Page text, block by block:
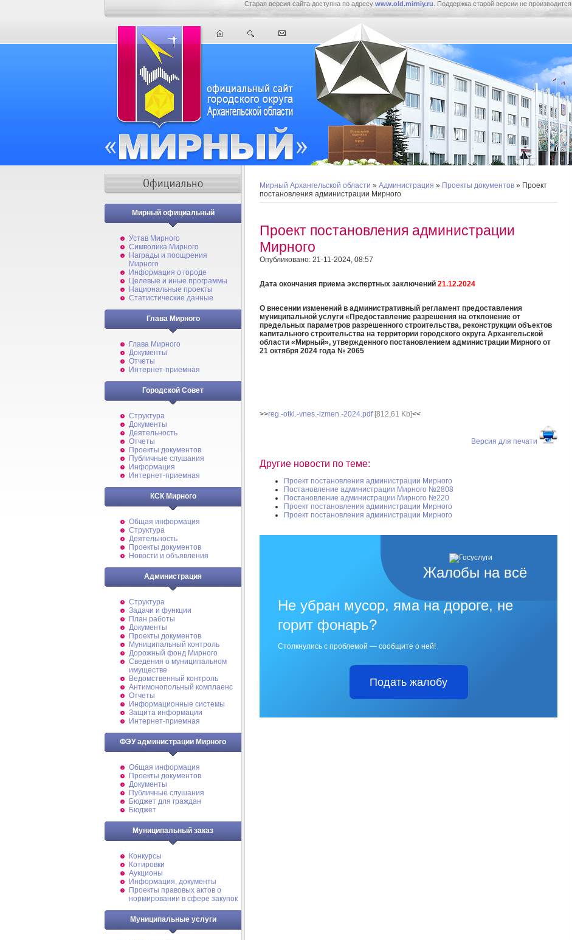
Старая версия сайта доступна по адресу www.old.mirniy.ru . Поддержка старой версии не производится.
Мирный официальный
Устав Мирного
Символика Мирного
Награды и поощрения
Мирного
Информация о городе
Целевые и иные программы
Национальные проекты
Статистические данные
Глава Мирного
Глава Мирного
Документы
Отчеты
Интернет-приемная
Городской Совет
Структура
Документы
Деятельность
Отчеты
Проекты документов
Публичные слушания
Информация
Интернет-приемная
КСК Мирного
Общая информация
Структура
Деятельность
Проекты документов
Новости и объявления
Администрация
Структура
Задачи и функции
План работы
Документы
Проекты документов
Муниципальный контроль
Дорожный фонд Мирного
Cведения о муниципальном
имуществе
Ведомственный контроль
Антимонопольный комплаенс
Отчеты
Информационные системы
Защита информации
Интернет-приемная
ФЭУ администрации Мирного
Общая информация
Проекты документов
Документы
Публичные слушания
Бюджет для граждан
Бюджет
Муниципальный заказ
Конкурсы
Котировки
Аукционы
Информация, документы
Проекты правовых актов о
нормировании в сфере закупок
Муниципальные услуги
Мирный Архангельской области » Администрация » Проекты документов » Проект
постановления администрации Мирного
Проект постановления администрации
Мирного
Опубликовано: 21-11-2024, 08:57
Дата окончания приема экспертных заключений 21.12.2024
О внесении изменений в административный регламент предоставления
муниципальной услуги «Предоставление разрешения на отклонение от
предельных параметров разрешенного строительства, реконструкции объектов
капитального строительства на территории городского округа Архангельской
области «Мирный», утвержденного постановлением администрации Мирного от
21 октября 2024 года № 2065
>>reg.-otkl.-vnes.-izmen.-2024.pdf[812,61 Kb]<<
Версия для печати
Другие новости по теме:
Проект постановления администрации Мирного
Постановление администрации Мирного №2808
Постановление администрации Мирного №220
Проект постановления администрации Мирного
Проект постановления администрации Мирного
Жалобы на всё
Не убран мусор, яма на дороге, не
горит фонарь?
Столкнулись с проблемой — сообщите о ней!
Подать жалобу